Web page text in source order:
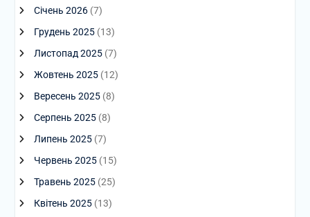
Січень 2026(7)
Грудень 2025(13)
Листопад 2025(7)
Жовтень 2025(12)
Вересень 2025(8)
Серпень 2025(8)
Липень 2025(7)
Червень 2025(15)
Травень 2025(25)
Квітень 2025(13)